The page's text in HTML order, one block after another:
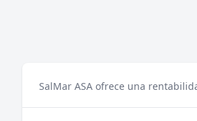
SalMar ASA ofrece una